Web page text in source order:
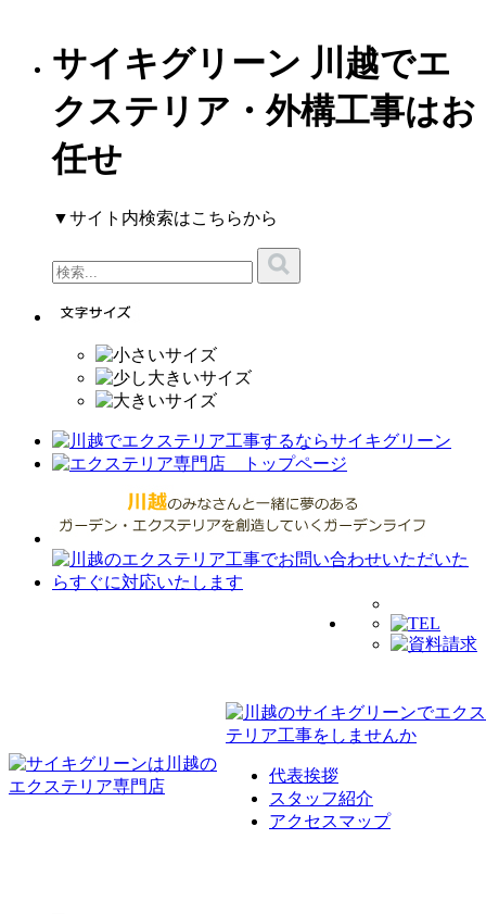
サイキグリーン 川越でエ
クステリア・外構工事はお
任せ
▼サイト内検索はこちらから
代表挨拶
スタッフ紹介
アクセスマップ